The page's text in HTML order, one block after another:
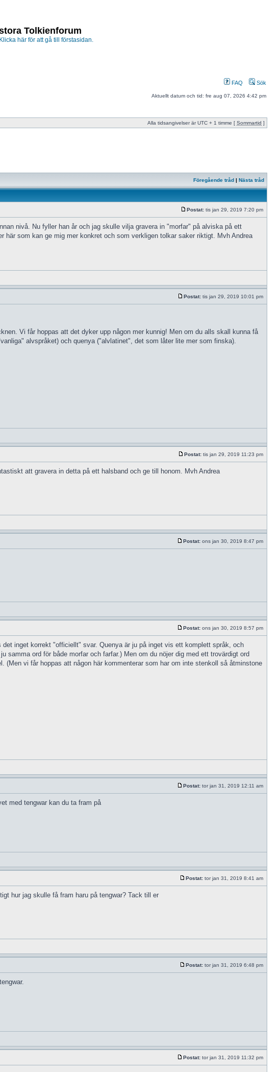
Tolkienforum
Klicka här för att gå till förstasidan.
FAQ Sök
Aktuellt datum och tid: fre aug 07, 2026 4:42 pm
Alla tidsangivelser är UTC + 1 timme [ Sommartid ]
Föregående tråd | Nästa tråd
Postat: tis jan 29, 2019 7:20 pm
nivå. Nu fyller han år och jag skulle vilja gravera in "morfar" på alviska på ett
som kan ge mig mer konkret och som verkligen tolkar saker riktigt. Mvh Andrea
Postat: tis jan 29, 2019 10:01 pm
Vi får hoppas att det dyker upp någon mer kunnig! Men om du alls skall kunna få
alvspråket) och quenya ("alvlatinet", det som låter lite mer som finska).
Postat: tis jan 29, 2019 11:23 pm
att gravera in detta på ett halsband och ge till honom. Mvh Andrea
Postat: ons jan 30, 2019 8:47 pm
Postat: ons jan 30, 2019 8:57 pm
inget korrekt "officiellt" svar. Quenya är ju på inget vis ett komplett språk, och
samma ord för både morfar och farfar.) Men om du nöjer dig med ett trovärdigt ord
vi får hoppas att någon här kommenterar som har om inte stenkoll så åtminstone
Postat: tor jan 31, 2019 12:11 am
med tengwar kan du ta fram på
Postat: tor jan 31, 2019 8:41 am
hur jag skulle få fram haru på tengwar? Tack till er
Postat: tor jan 31, 2019 6:48 pm
Postat: tor jan 31, 2019 11:32 pm